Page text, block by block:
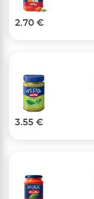
2.70 €
3.55 €